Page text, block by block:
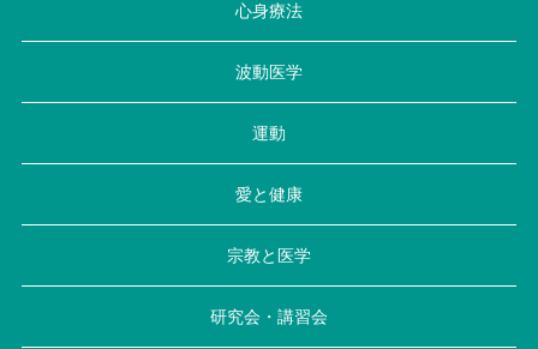
心身療法
波動医学
運動
愛と健康
宗教と医学
研究会・講習会